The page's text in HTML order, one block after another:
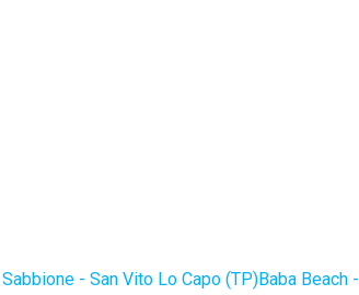
- San Vito Lo Capo (TP)Baba Beach